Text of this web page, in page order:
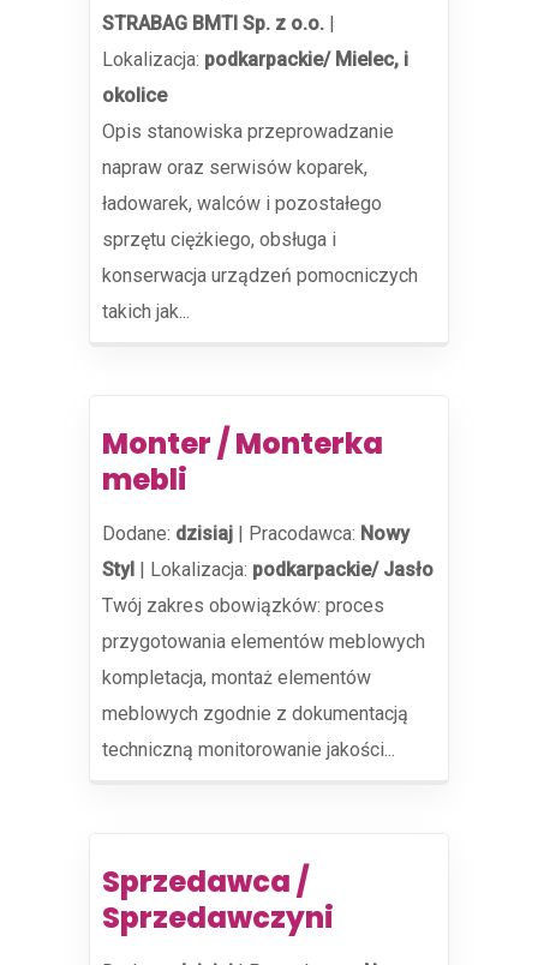
STRABAG BMTI Sp. z o.o. |
Lokalizacja: podkarpackie/ Mielec, i
okolice
Opis stanowiska przeprowadzanie
napraw oraz serwisów koparek,
ładowarek, walców i pozostałego
sprzętu ciężkiego, obsługa i
konserwacja urządzeń pomocniczych
takich jak...
Monter / Monterka
mebli
Dodane: dzisiaj | Pracodawca: Nowy
Styl | Lokalizacja: podkarpackie/ Jasło
Twój zakres obowiązków: proces
przygotowania elementów meblowych
kompletacja, montaż elementów
meblowych zgodnie z dokumentacją
techniczną monitorowanie jakości...
Sprzedawca /
Sprzedawczyni